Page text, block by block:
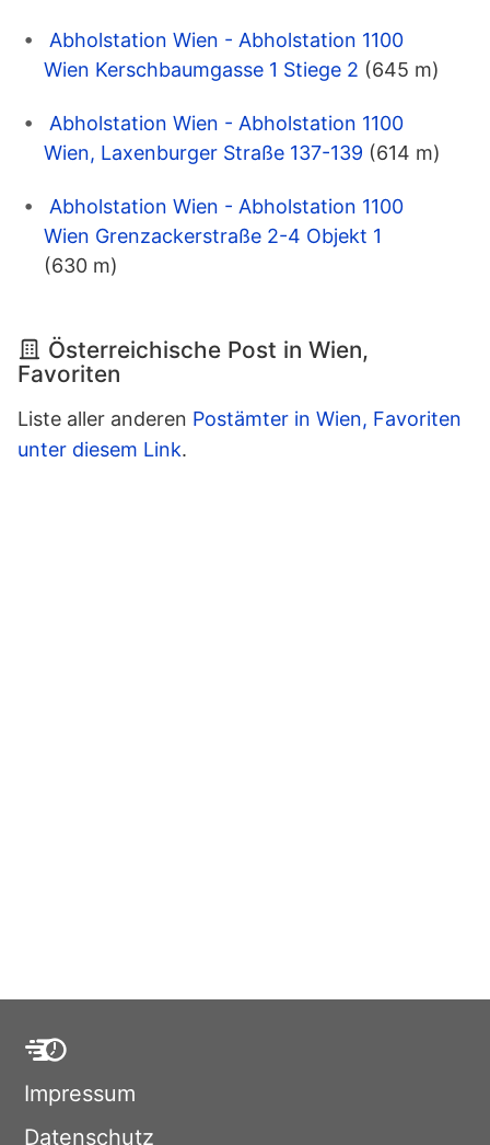
Abholstation Wien - Abholstation 1100
Wien Kerschbaumgasse 1 Stiege 2 (645 m)
Abholstation Wien - Abholstation 1100
Wien, Laxenburger Straße 137-139 (614 m)
Abholstation Wien - Abholstation 1100
Wien Grenzackerstraße 2-4 Objekt 1
(630 m)
Österreichische Post in Wien,
Favoriten
Liste aller anderen Postämter in Wien, Favoriten
unter diesem Link.
Impressum
Datenschutz